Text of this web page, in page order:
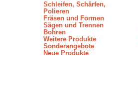
Schleifen, Schärfen,
Polieren
Fräsen und Formen
Sägen und Trennen
Bohren
Weitere Produkte
Sonderangebote
Neue Produkte